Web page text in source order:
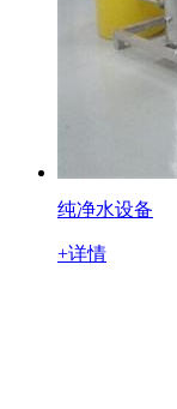
纯净水设备
+详情